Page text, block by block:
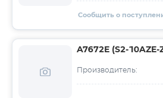
Сообщить о
A7672E (S2-10AZE-
Производитель: